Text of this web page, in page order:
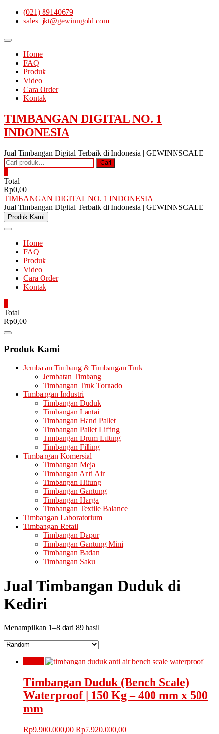
Skip
(021) 89140679
sales_jkt@gewinngold.com
Topbar
Home
FAQ
Produk
Video
Cara Order
Kontak
TIMBANGAN DIGITAL NO. 1
INDONESIA
Jual Timbangan Digital Terbaik di Indonesia | GEWINNSCALE
Pencarian
untuk:
Cari
Total
Rp0,00
TIMBANGAN DIGITAL NO. 1 INDONESIA
Jual Timbangan Digital Terbaik di Indonesia | GEWINNSCALE
Produk Kami
Home
FAQ
Produk
Video
Cara Order
Kontak
Total
Rp0,00
Catalog
Produk Kami
Jembatan Timbang & Timbangan Truk
Jembatan Timbang
Timbangan Truk Tornado
Timbangan Industri
Timbangan Duduk
Timbangan Lantai
Timbangan Hand Pallet
Timbangan Pallet Lifting
Timbangan Drum Lifting
Timbangan Filling
Timbangan Komersial
Timbangan Meja
Timbangan Anti Air
Timbangan Hitung
Timbangan Gantung
Timbangan Harga
Timbangan Textile Balance
Timbangan Laboratorium
Timbangan Retail
Timbangan Dapur
Timbangan Gantung Mini
Timbangan Badan
Timbangan Saku
Jual Timbangan Duduk di
Kediri
Menampilkan 1–8 dari 89 hasil
Timbangan Duduk (Bench Scale)
Waterproof | 150 Kg – 400 mm x 500
mm
Rp9.900.000,00 Harga
Rp7.920.000,00Harga